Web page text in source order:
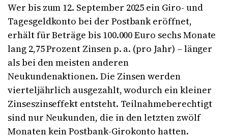
Wer bis zum 12. September 2025 ein Giro- und
Tagesgeldkonto bei der Postbank eröffnet,
erhält für Beträge bis 100.000 Euro sechs Monate
lang 2,75 Prozent Zinsen p. a. (pro Jahr) – länger
als bei den meisten anderen
Neukundenaktionen. Die Zinsen werden
vierteljährlich ausgezahlt, wodurch ein kleiner
Zinseszinseffekt entsteht. Teilnahmeberechtigt
sind nur Neukunden, die in den letzten zwölf
Monaten kein Postbank-Girokonto hatten.